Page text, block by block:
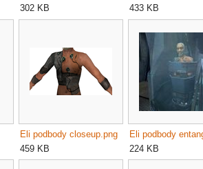
302 KB
433 KB
Eli podbody closeup.png
459 KB
224 KB